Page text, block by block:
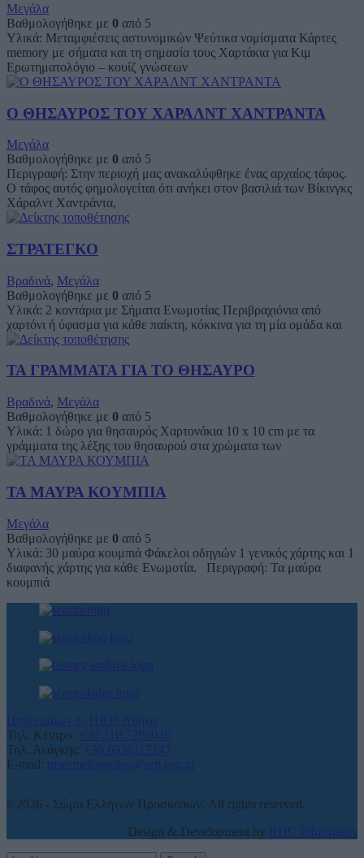
Μεγάλα
Βαθμολογήθηκε με 0 από 5
Υλικά: Μεταμφιέσεις αστυνομικών Ψεύτικα νομίσματα Κάρτες
memory με σήματα και τη σημασία τους Χαρτάκια για Κιμ
Ερωτηματολόγιο – κουίζ γνώσεων
Ο ΘΗΣΑΥΡΟΣ ΤΟΥ ΧΑΡΑΛΝΤ ΧΑΝΤΡΑΝΤΑ
Μεγάλα
Βαθμολογήθηκε με 0 από 5
Περιγραφή: Στην περιοχή μας ανακαλύφθηκε ένας αρχαίος τάφος.
Ο τάφος αυτός φημολογείται ότι ανήκει στον βασιλιά των Βίκινγκς
Χάραλντ Χαντράντα,
ΣΤΡΑΤΕΓΚΟ
Βραδινά, Μεγάλα
Βαθμολογήθηκε με 0 από 5
Υλικά: 2 κοντάρια με Σήματα Ενωμοτίας Περιβραχιόνια από
χαρτόνι ή ύφασμα για κάθε παίκτη, κόκκινα για τη μία ομάδα και
ΤΑ ΓΡΑΜΜΑΤΑ ΓΙΑ ΤΟ ΘΗΣΑΥΡΟ
Βραδινά, Μεγάλα
Βαθμολογήθηκε με 0 από 5
Υλικά: 1 δώρο για θησαυρός Χαρτονάκια 10 x 10 cm με τα
γράμματα της λέξης του θησαυρού στα χρώματα των
ΤΑ ΜΑΥΡΑ ΚΟΥΜΠΙΑ
Μεγάλα
Βαθμολογήθηκε με 0 από 5
Υλικά: 30 μαύρα κουμπιά Φάκελοι οδηγιών 1 γενικός χάρτης και 1
διαφανής χάρτης για κάθε Ενωμοτία. Περιγραφή: Τα μαύρα
κουμπιά
Πτολεμαίων 1, 11635 Αθήνα
Τηλ. Κέντρο:
+30 210.7290046
Τηλ. Ανάγκης:
+30 6936117147
E-mail:
ntsesmelopoulos@sep.org.gr
©2026 - Σώμα Ελλήνων Προσκόπων. All rights reserved.
Design & Development by RDC Informatics